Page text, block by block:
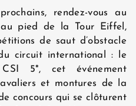
rendez-vous au
pied de la Tour Eiffel,
de saut d’obstacle
circuit international : le
5*, cet événement
et montures de la
concours qui se clôturent